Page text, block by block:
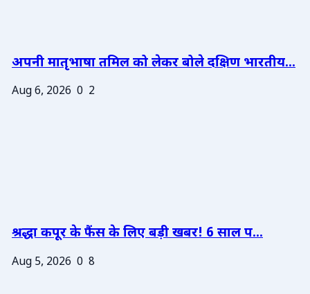
अपनी मातृभाषा तमिल को लेकर बोले दक्षिण भारतीय...
Aug 6, 2026 0 2
श्रद्धा कपूर के फैंस के लिए बड़ी खबर! 6 साल प...
Aug 5, 2026 0 8